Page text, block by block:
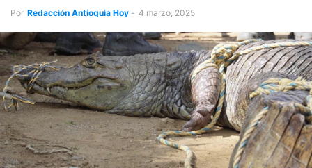
Por Redacción Antioquia Hoy - 4 marzo, 2025